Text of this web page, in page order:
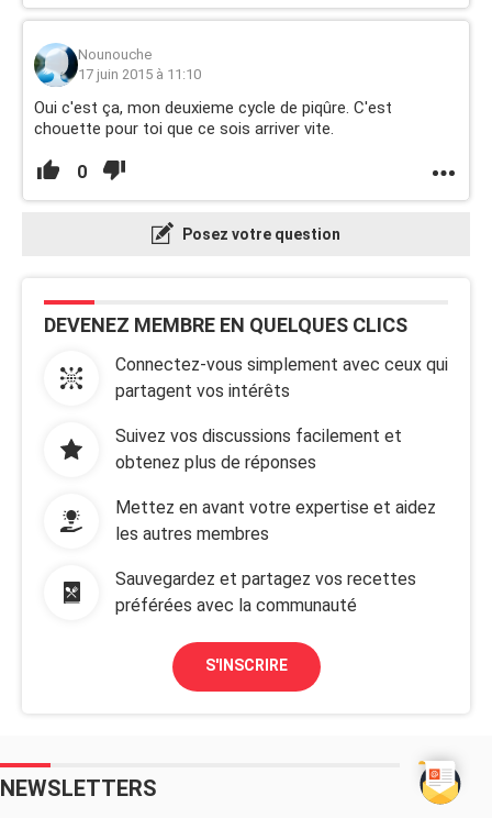
Nounouche
17 juin 2015 à 11:10
Oui c'est ça, mon deuxieme cycle de piqûre. C'est
chouette pour toi que ce sois arriver vite.
0
Posez votre question
DEVENEZ MEMBRE EN QUELQUES CLICS
Connectez-vous simplement avec ceux qui
partagent vos intérêts
Suivez vos discussions facilement et
obtenez plus de réponses
Mettez en avant votre expertise et aidez
les autres membres
Sauvegardez et partagez vos recettes
préférées avec la communauté
S'INSCRIRE
NEWSLETTERS